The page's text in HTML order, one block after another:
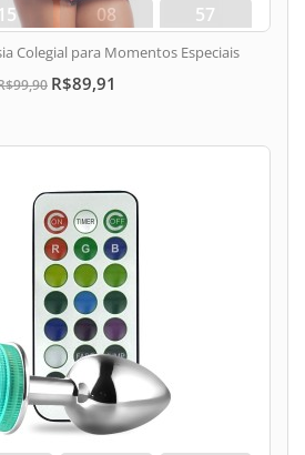
15 08
min
56
seg
Colegial para Momentos Especiais
R$89,91